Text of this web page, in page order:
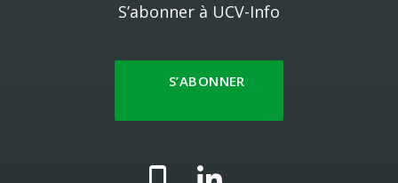
S’abonner à UCV-Info
S’ABONNER